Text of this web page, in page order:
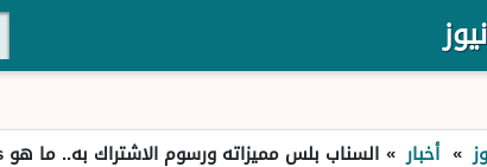
» أخبار » السناب بلس مميزاته ورسوم الاشتراك به.. ما هو snapchat plus